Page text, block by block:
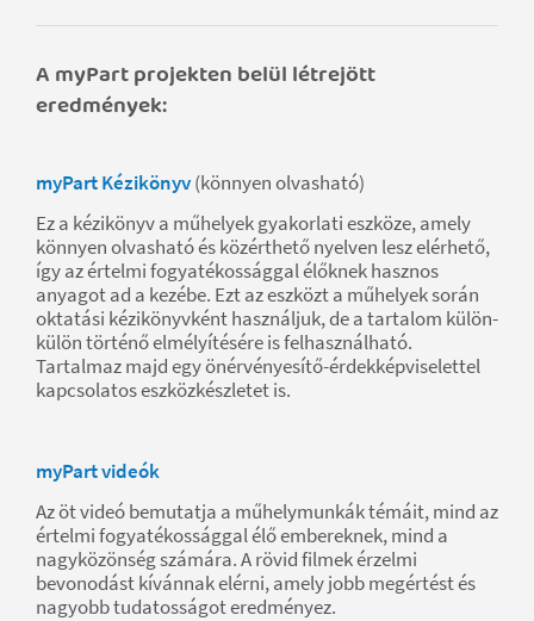
A myPart projekten belül létrejött
eredmények:
myPart Kézikönyv(könnyen olvasható)
Ez a kézikönyv a műhelyek gyakorlati eszköze, amely
könnyen olvasható és közérthető nyelven lesz elérhető,
így az értelmi fogyatékossággal élőknek hasznos
anyagot ad a kezébe. Ezt az eszközt a műhelyek során
oktatási kézikönyvként használjuk, de a tartalom külön-
külön történő elmélyítésére is felhasználható.
Tartalmaz majd egy önérvényesítő-érdekképviselettel
kapcsolatos eszközkészletet is.
myPart videók
Az öt videó bemutatja a műhelymunkák témáit, mind az
értelmi fogyatékossággal élő embereknek, mind a
nagyközönség számára. A rövid filmek érzelmi
bevonodást kívánnak elérni, amely jobb megértést és
nagyobb tudatosságot eredményez.